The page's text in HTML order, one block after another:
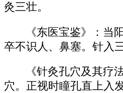
灸三壮。
《东医宝鉴》：
卒不识人、鼻塞。针入三
《针灸孔穴及其疗
穴。正视时瞳孔直上入